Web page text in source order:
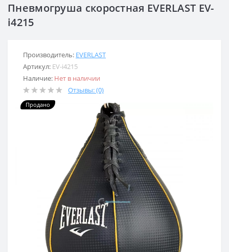
Пневмогруша скоростная EVERLAST EV-
i4215
Производитель: EVERLAST
Артикул: EV-i4215
Наличие: Нет в наличии
Отзывы: (0)
Продано